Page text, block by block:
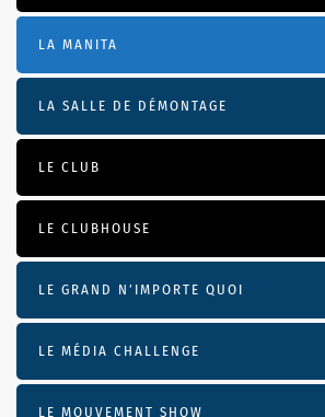
LA MANITA
LA SALLE DE DÉMONTAGE
LE CLUB
LE CLUBHOUSE
LE GRAND N’IMPORTE QUOI
LE MÉDIA CHALLENGE
LE MOUVEMENT SHOW